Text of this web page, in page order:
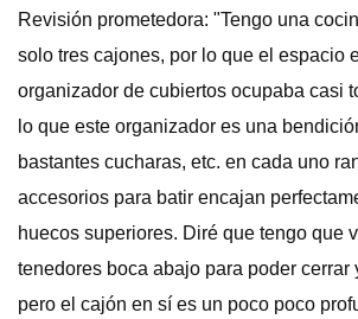
Revisión prometedora: "Tengo una
solo tres cajones, por lo que el espacio
organizador de cubiertos ocupaba casi
lo que este organizador es una
bastantes cucharas, etc. en cada uno
accesorios para batir encajan
huecos superiores. Diré que tengo que
tenedores boca abajo para poder cerrar
pero el cajón en sí es un poco poco